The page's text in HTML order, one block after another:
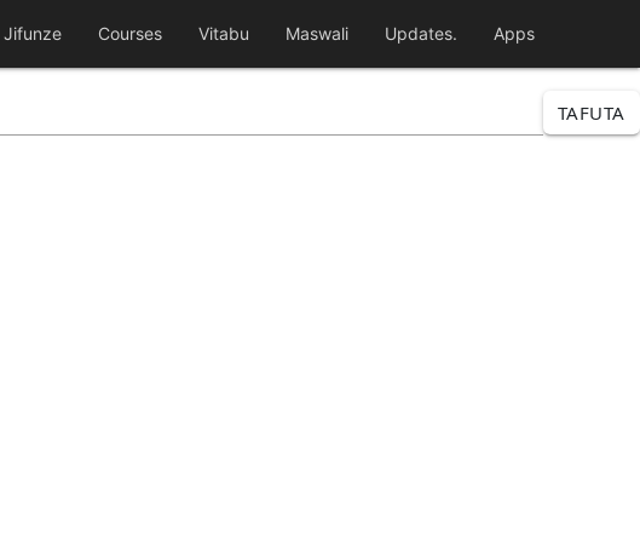
Jifunze Courses Vitabu Maswali Updates. Apps
TAFUTA